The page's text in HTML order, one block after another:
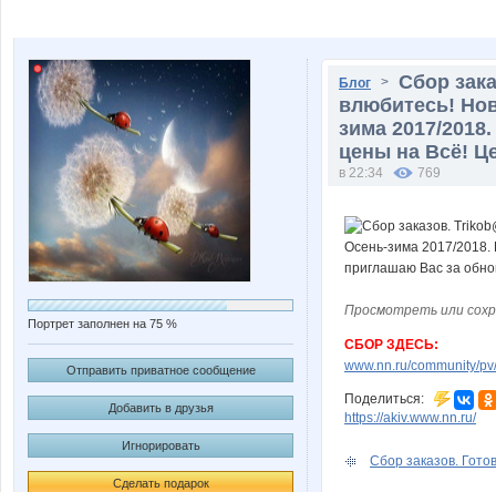
Портрет заполнен на 75 %
Отправить приватное сообщение
Добавить в друзья
Игнорировать
Сделать подарок
Блог > Сбор
влюбитесь!
зима 2017/
цены на Всё!
в 22:34 769
Просмотреть или
СБОР ЗДЕСЬ:
www.nn.ru/community/
Поделиться:
https://akiv.www.nn.ru/
Сбор заказов.